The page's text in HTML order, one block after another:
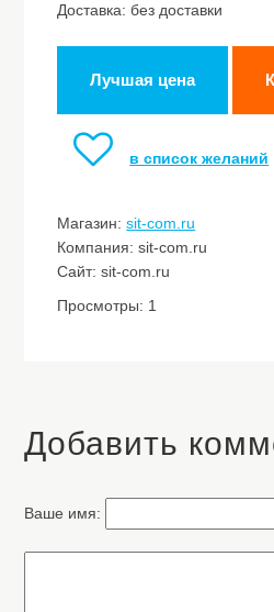
Доставка: без доставки
Лучшая цена
в список желаний
Магазин:sit-com.ru
Компания: sit-com.ru
Сайт: sit-com.ru
Просмотры: 1
Добавить
Ваше имя: